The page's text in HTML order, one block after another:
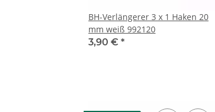
BH-Verlängerer 3 x 1 Haken 20
mm weiß 992120
3,90 € *